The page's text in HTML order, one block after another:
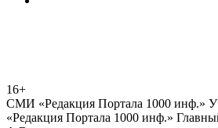
16+
СМИ «Редакция Портала 1000 инф.»
«Редакция Портала 1000 инф.»